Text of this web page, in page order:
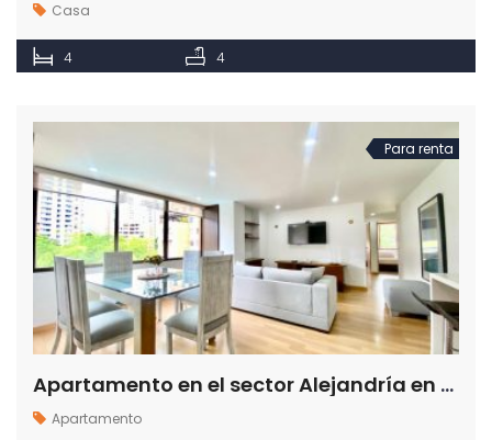
Casa
4 4
Para renta
Apartamento en el sector Alejandría en el Poblado Medellín
Apartamento